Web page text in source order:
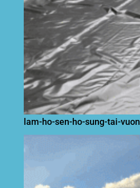
lam-ho-sen-ho-sung-tai-vuon